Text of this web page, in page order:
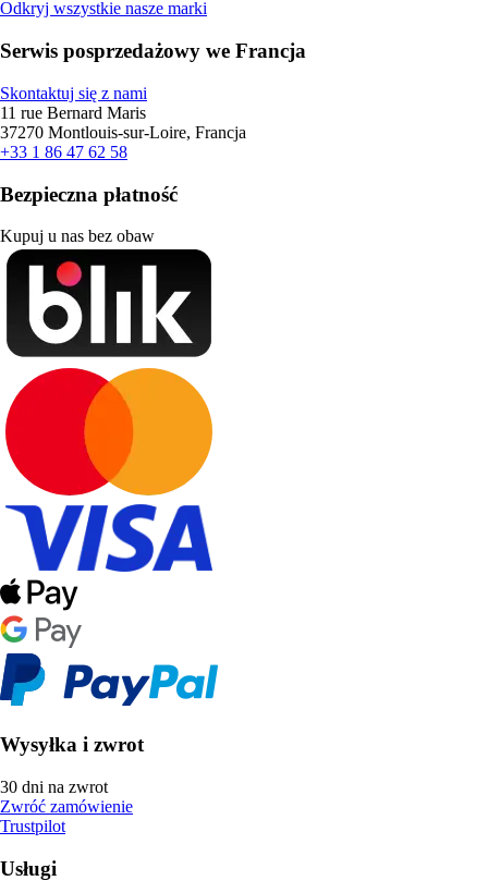
Odkryj wszystkie nasze marki
Serwis posprzedażowy we Francja
Skontaktuj się z nami
11 rue Bernard Maris
37270 Montlouis-sur-Loire, Francja
+33 1 86 47 62 58
Bezpieczna płatność
Kupuj u nas bez obaw
Wysyłka i zwrot
30 dni na zwrot
Zwróć zamówienie
Trustpilot
Usługi